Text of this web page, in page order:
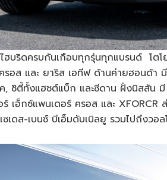
บริดครบกันเกือบทุกรุ่นทุกแบรนด์ โตโ
รอส และ ยาริส เอทีฟ ด้านค่ายฮอนด้
, ซิตี้ทั้งแฮชต์แบ็ก และซีดาน ฝั่งนิสสั
เอ็กซ์แพนเดอร์ ครอส และ
ซเดส-เบนซ์ บีเอ็มดับเบิลยู รวมไปถึงวอ